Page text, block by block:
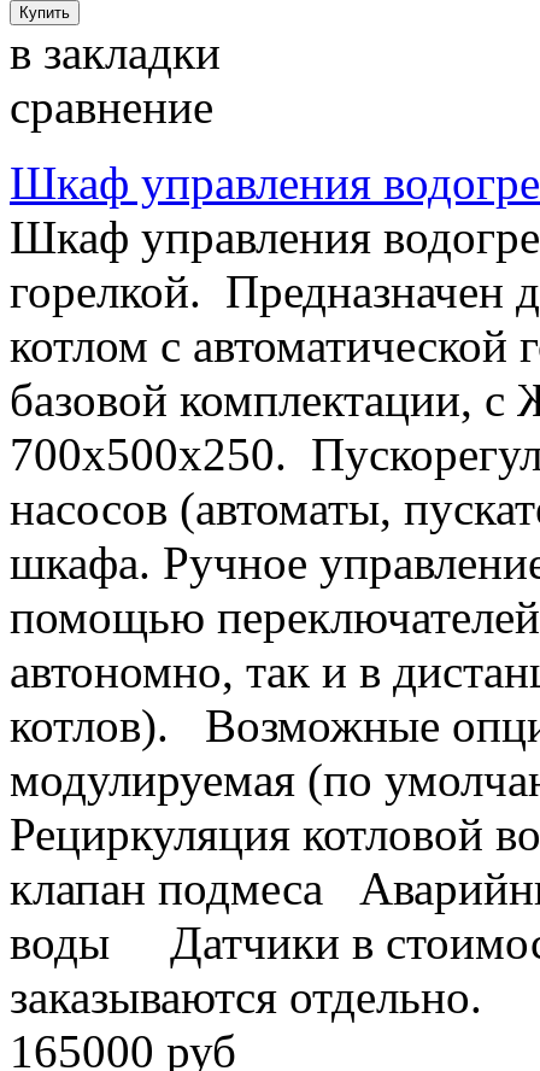
в закладки
сравнение
Шкаф управления
Шкаф управления
горелкой. Предназначен
котлом с
базовой комплектации,
700х500х250.
насосов (автоматы,
шкафа. Ручное
помощью
автономно, так и в
котлов). Возможные
модулируемая (по
Рециркуляция котловой
клапан подмеса
воды Датчики в
заказываются отдельно.
165000 руб